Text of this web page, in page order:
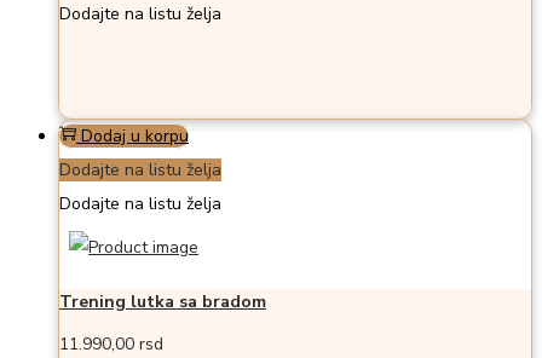
Dodajte na listu želja
Dodaj u korpu
Dodajte na listu želja
Dodajte na listu želja
Trening lutka sa bradom
11.990,00 rsd